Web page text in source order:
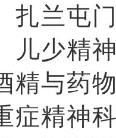
扎兰屯
儿少精
精与药
症精神